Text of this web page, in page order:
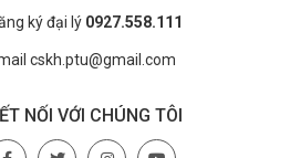
ký đại lý 0927.558.111
cskh.ptu@gmail.com
NỐI VỚI CHÚNG TÔI